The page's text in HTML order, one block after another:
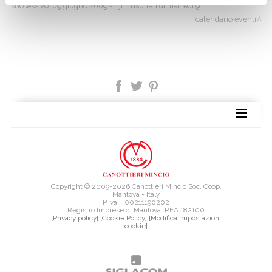
successivo:09 giugno 2009 - njt: i risultati di martedì 9
calendario eventi
Copyright © 2009-2026 Canottieri Mincio Soc. Coop.
Mantova - Italy
P.Iva IT00211190202
Registro Imprese di Mantova: REA 182100
[Privacy policy] [Cookie Policy] [Modifica impostazioni
cookie]